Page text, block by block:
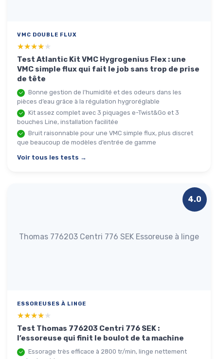
VMC DOUBLE FLUX
★★★★★
★★★★★
Test Atlantic Kit VMC Hygrogenius Flex : une
VMC simple flux qui fait le job sans trop de prise
de tête
Bonne gestion de l’humidité et des odeurs dans les
pièces d’eau grâce à la régulation hygroréglable
Kit assez complet avec 3 piquages e-Twist&Go et 3
bouches Line, installation facilitée
Bruit raisonnable pour une VMC simple flux, plus discret
que beaucoup de modèles d’entrée de gamme
Voir tous les tests →
Thomas 776203 Centri 776 SEK Essoreuse à linge
4.0
ESSOREUSES À LINGE
★★★★★
★★★★★
Test Thomas 776203 Centri 776 SEK :
l’essoreuse qui finit le boulot de ta machine
Essorage très efficace à 2800 tr/min, linge nettement